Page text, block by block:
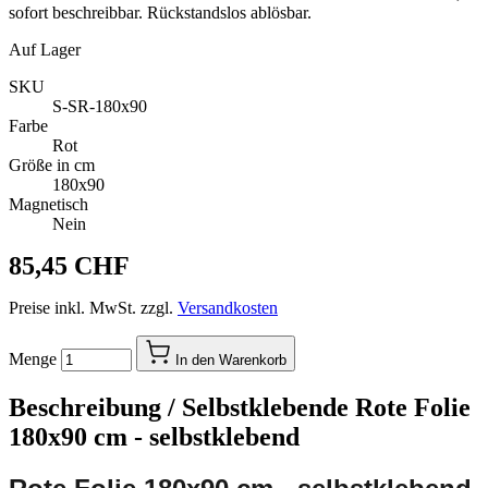
sofort beschreibbar. Rückstandslos ablösbar.
Auf Lager
SKU
S-SR-180x90
Farbe
Rot
Größe in cm
180x90
Magnetisch
Nein
85,45 CHF
Preise inkl. MwSt. zzgl. Versandkosten
Menge In den Warenkorb
Beschreibung / Selbstklebende Rote Folie
180x90 cm - selbstklebend